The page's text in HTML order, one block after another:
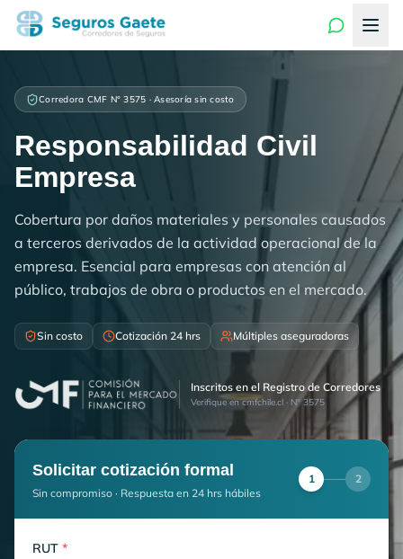
Corredora CMF N° 3575 · Asesoría sin costo
Responsabilidad Civil
Empresa
Cobertura por daños materiales y personales causados
a terceros derivados de la actividad operacional de la
empresa. Esencial para empresas con atención al
público, trabajos de obra o productos en el mercado.
Sin costo Cotización 24 hrs Múltiples aseguradoras
Inscritos en el Registro de Corredores
Verifique en cmfchile.cl · N° 3575
Solicitar cotización formal
Sin compromiso · Respuesta en 24 hrs hábiles
1 2
RUT *